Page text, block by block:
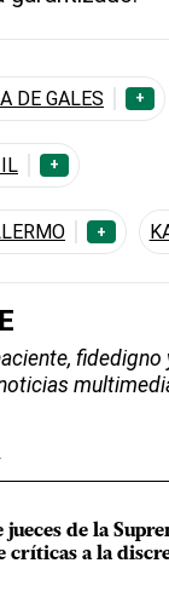
DE GALES
+
+
+
jueces de la
críticas a la